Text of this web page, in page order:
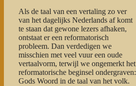
Als de taal van een vertaling zo ver
van het dagelijks Nederlands af komt
te staan dat gewone lezers afhaken,
ontstaat er een reformatorisch
probleem. Dan verdedigen we
misschien met veel vuur een oude
vertaalvorm, terwijl we ongemerkt het
reformatorische beginsel ondergraven:
Gods Woord in de taal van het volk.